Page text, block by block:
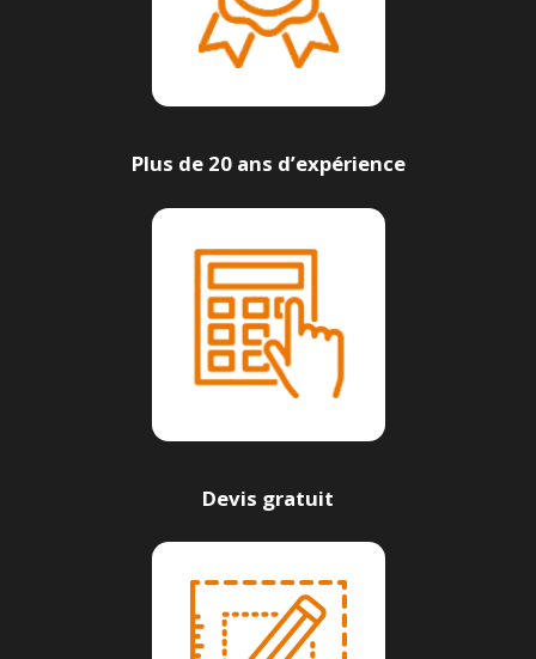
Plus de 20 ans d’expérience
Devis gratuit